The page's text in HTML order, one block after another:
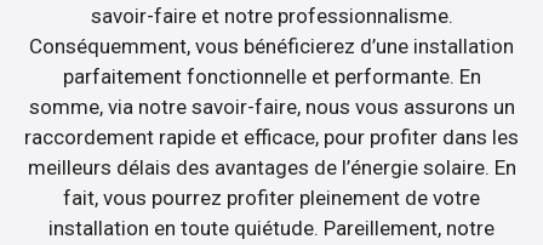
savoir-faire et notre professionnalisme.
Conséquemment, vous bénéficierez d’une installation
parfaitement fonctionnelle et performante. En
somme, via notre savoir-faire, nous vous assurons un
raccordement rapide et efficace, pour profiter dans les
meilleurs délais des avantages de l’énergie solaire. En
fait, vous pourrez profiter pleinement de votre
installation en toute quiétude. Pareillement, notre